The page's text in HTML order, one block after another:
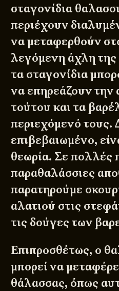
σταγονίδια
περιέχουν
να μεταφερθούν
λεγόμενη άχλη
τα σταγονίδια
να επηρεάζουν την
τούτου και τα
περιεχόμενό τους.
επιβεβαιωμένο,
θεωρία. Σε πολλές
παραθαλάσσιες
παρατηρούμε
αλατιού στις
τις δούγες των
Επιπροσθέτως, ο
μπορεί να
θάλασσας, όπως